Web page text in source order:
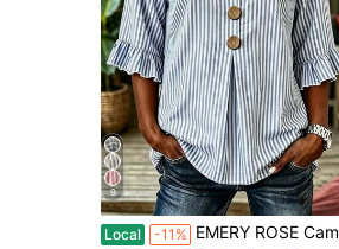
9
Local -11% EMERY ROSE Camisa azul a rayas con decoración de botones y cuello en V de manga media para mujer de talla grande, blusa de verano para damas, blusa de vacaciones, camiseta a rayas, blusa casual de playa